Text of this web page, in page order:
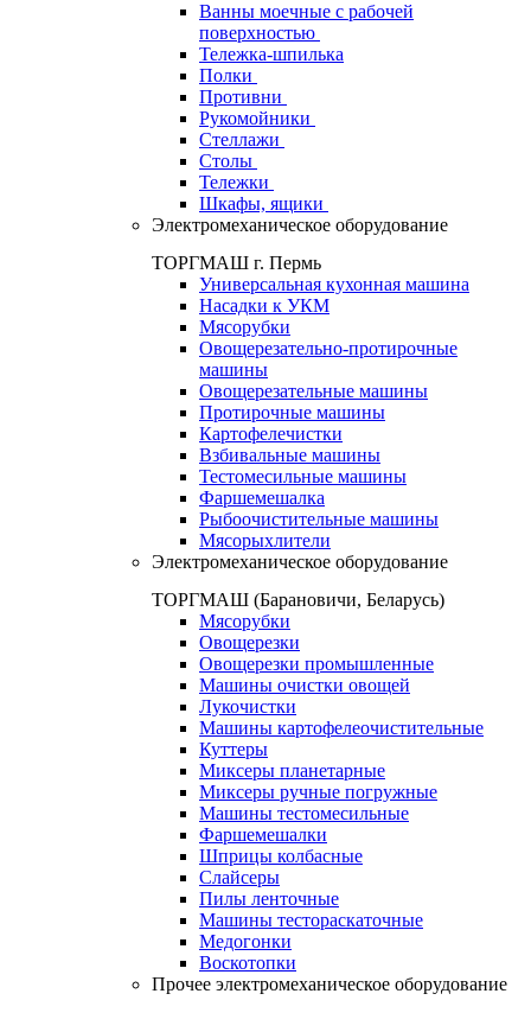
Ванны моечные с рабочей
поверхностью
Тележка-шпилька
Полки
Противни
Рукомойники
Стеллажи
Столы
Тележки
Шкафы, ящики
Электромеханическое оборудование
ТОРГМАШ г. Пермь
Универсальная кухонная машина
Насадки к УКМ
Мясорубки
Овощерезательно-протирочные
машины
Овощерезательные машины
Протирочные машины
Картофелечистки
Взбивальные машины
Тестомесильные машины
Фаршемешалка
Рыбоочистительные машины
Мясорыхлители
Электромеханическое оборудование
ТОРГМАШ (Барановичи, Беларусь)
Мясорубки
Овощерезки
Овощерезки промышленные
Машины очистки овощей
Лукочистки
Машины картофелеочистительные
Куттеры
Миксеры планетарные
Миксеры ручные погружные
Машины тестомесильные
Фаршемешалки
Шприцы колбасные
Слайсеры
Пилы ленточные
Машины тестораскаточные
Медогонки
Воскотопки
Прочее электромеханическое оборудование